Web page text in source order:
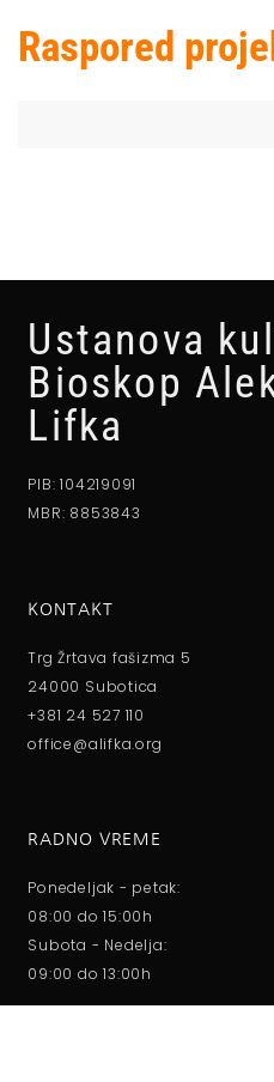
Raspored
Ustanova
Bioskop
Lifka
PIB: 104219091
MBR: 8853843
KONTAKT
Trg Žrtava fašizma 5
24000 Subotica
+381 24 527 110
office@alifka.org
RADNO VREME
Ponedeljak - petak:
08:00 do 15:00h
Subota - Nedelja:
09:00 do 13:00h